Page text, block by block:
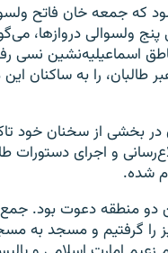
که جمعه خان فاتح
ولسوالی دروازها،
اسماعیلیه‌نشین نسی
طالبان، را به ساکنان
در بخشی از سخنان خود
و اجرای دستورات
شده.
دو منطقه دعوت بود. جمع
را گرفتیم و مسجد به